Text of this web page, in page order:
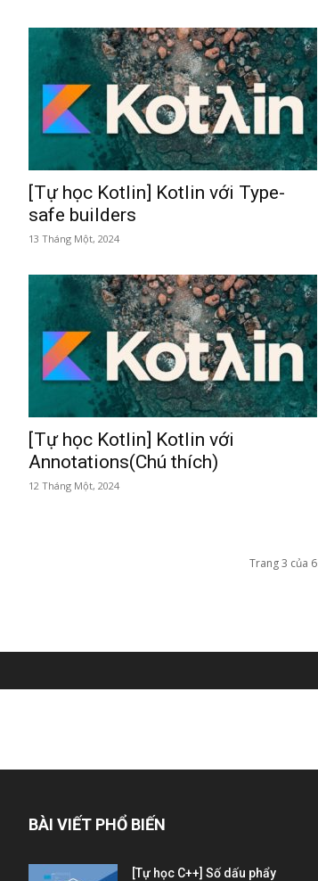
[Tự học Kotlin] Kotlin với Type-
safe builders
13 Tháng Một, 2024
[Tự học Kotlin] Kotlin với
Annotations(Chú thích)
12 Tháng Một, 2024
Trang 3 của 6
BÀI VIẾT PHỔ BIẾN
[Tự học C++] Số dấu phẩy